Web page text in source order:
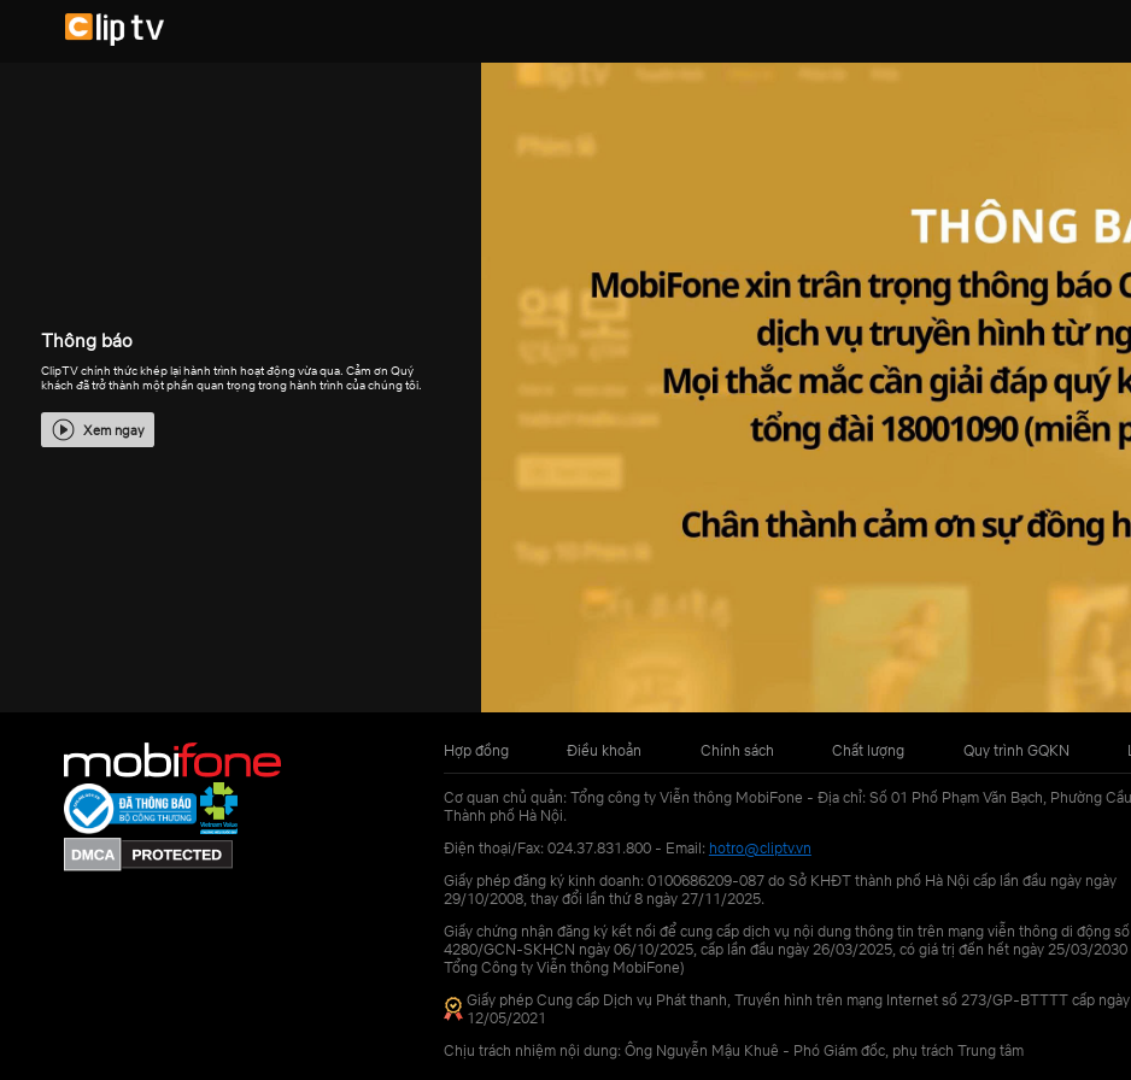
Thông báo
ClipTV chính thức khép lại hành trình hoạt động vừa qua. Cảm ơn Quý
khách đã trở thành một phần quan trọng trong hành trình của chúng tôi.
Xem ngay
Hợp đồng Điều khoản Chính sách Chất lượng Quy trình GQKN
Cơ quan chủ quản: Tổng công ty Viễn thông MobiFone - Địa chỉ: Số 01 Phố Phạm Văn Bạch, Phường Cầu
Thành phố Hà Nội.
Điện thoại/Fax: 024.37.831.800 - Email: hotro@cliptv.vn
Giấy phép đăng ký kinh doanh: 0100686209-087 do Sở KHĐT thành phố Hà Nội cấp lần đầu ngày ngày
29/10/2008, thay đổi lần thứ 8 ngày 27/11/2025.
Giấy chứng nhận đăng ký kết nối để cung cấp dịch vụ nội dung thông tin trên mạng viễn thông di động số
4280/GCN-SKHCN ngày 06/10/2025, cấp lần đầu ngày 26/03/2025, có giá trị đến hết ngày 25/03/2030
Tổng Công ty Viễn thông MobiFone)
Giấy phép Cung cấp Dịch vụ Phát thanh, Truyền hình trên mạng Internet số 273/GP-BTTTT cấp ngày
12/05/2021
Chịu trách nhiệm nội dung: Ông Nguyễn Mậu Khuê - Phó Giám đốc, phụ trách Trung tâm